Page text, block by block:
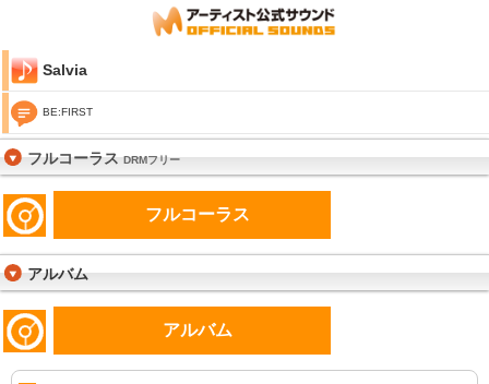
Salvia
BE:FIRST
フルコーラスDRMフリー
フルコーラス
アルバム
アルバム